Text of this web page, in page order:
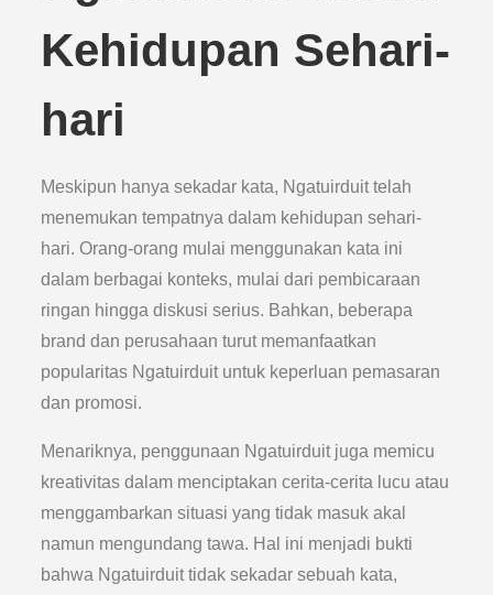
Kehidupan Sehari-
hari
Meskipun hanya sekadar kata, Ngatuirduit telah
menemukan tempatnya dalam kehidupan sehari-
hari. Orang-orang mulai menggunakan kata ini
dalam berbagai konteks, mulai dari pembicaraan
ringan hingga diskusi serius. Bahkan, beberapa
brand dan perusahaan turut memanfaatkan
popularitas Ngatuirduit untuk keperluan pemasaran
dan promosi.
Menariknya, penggunaan Ngatuirduit juga memicu
kreativitas dalam menciptakan cerita-cerita lucu atau
menggambarkan situasi yang tidak masuk akal
namun mengundang tawa. Hal ini menjadi bukti
bahwa Ngatuirduit tidak sekadar sebuah kata,